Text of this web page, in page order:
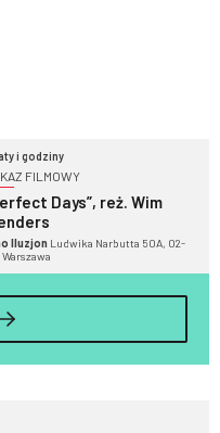
i godziny
FILMOWY
Days”, reż. Wim
Iluzjon Ludwika Narbutta 50A, 02-
Warszawa